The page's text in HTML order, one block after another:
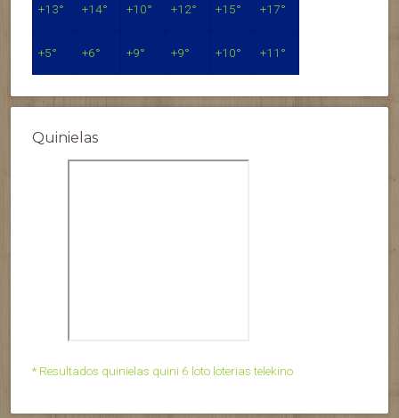
+13° +14° +10° +12° +15° +17°
+5° +6° +9° +9° +10° +11°
Quinielas
* Resultados quinielas quini 6 loto loterias telekino